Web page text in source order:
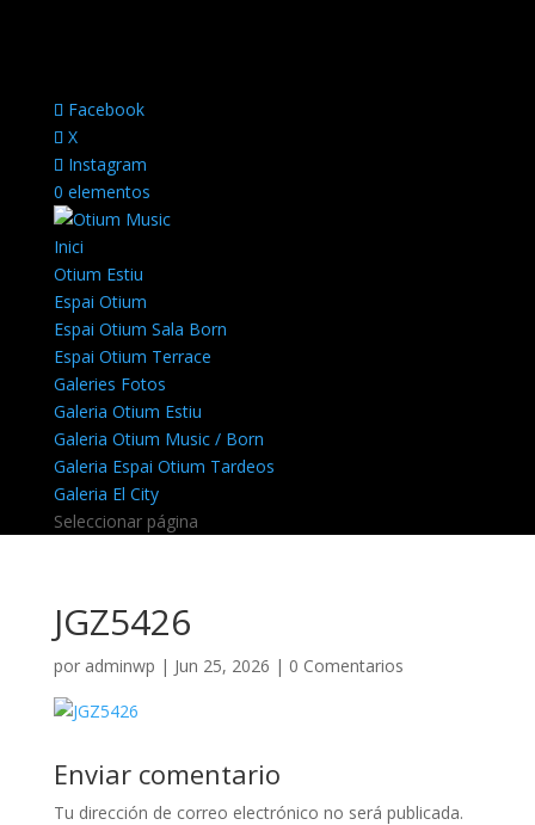
Facebook
X
Instagram
0 elementos
Inici
Otium Estiu
Espai Otium
Espai Otium Sala Born
Espai Otium Terrace
Galeries Fotos
Galeria Otium Estiu
Galeria Otium Music / Born
Galeria Espai Otium Tardeos
Galeria El City
Seleccionar página
JGZ5426
por adminwp | Jun 25, 2026 | 0 Comentarios
Enviar comentario
Tu dirección de correo electrónico no será publicada.